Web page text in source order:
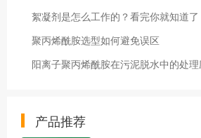
絮凝剂是怎么工作的？看完你就知道了
聚丙烯酰胺选型如何避免误区
阳离子聚丙烯酰胺在污泥脱水中的处理
产品推荐